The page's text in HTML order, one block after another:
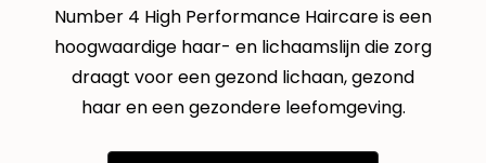
Number 4 High Performance Haircare is een
hoogwaardige haar- en lichaamslijn die zorg
draagt voor een gezond lichaan, gezond
haar en een gezondere leefomgeving.